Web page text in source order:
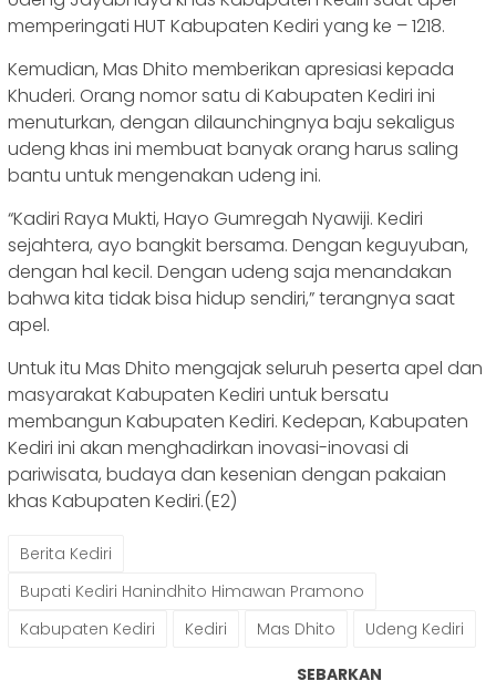
memperingati HUT Kabupaten Kediri yang ke – 1218.
Kemudian, Mas Dhito memberikan apresiasi kepada
Khuderi. Orang nomor satu di Kabupaten Kediri ini
menuturkan, dengan dilaunchingnya baju sekaligus
udeng khas ini membuat banyak orang harus saling
bantu untuk mengenakan udeng ini.
“Kadiri Raya Mukti, Hayo Gumregah Nyawiji. Kediri
sejahtera, ayo bangkit bersama. Dengan keguyuban,
dengan hal kecil. Dengan udeng saja menandakan
bahwa kita tidak bisa hidup sendiri,” terangnya saat
apel.
Untuk itu Mas Dhito mengajak seluruh peserta apel dan
masyarakat Kabupaten Kediri untuk bersatu
membangun Kabupaten Kediri. Kedepan, Kabupaten
Kediri ini akan menghadirkan inovasi-inovasi di
pariwisata, budaya dan kesenian dengan pakaian
khas Kabupaten Kediri.(E2)
Berita Kediri
Bupati Kediri Hanindhito Himawan Pramono
Kabupaten Kediri
Kediri Mas Dhito Udeng Kediri
SEBARKAN